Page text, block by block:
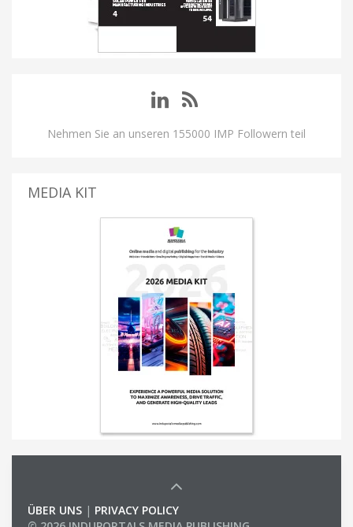
Nehmen Sie an unseren 155000 IMP Followern teil
MEDIA KIT
ÜBER UNS | PRIVACY POLICY